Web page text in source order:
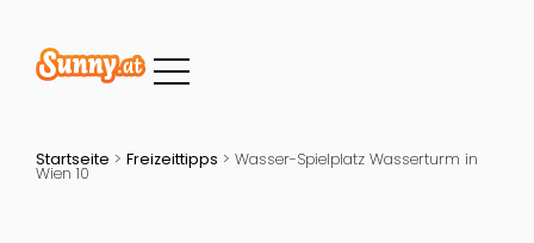
Startseite > Freizeittipps > Wasser-Spielplatz Wasserturm in
Wien 10